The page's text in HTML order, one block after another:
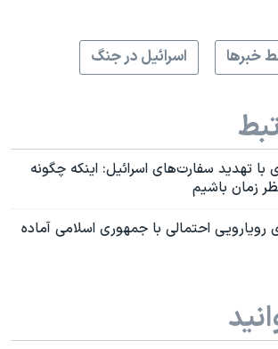
خبرها اسرائیل در جنگ
با تهدید سفارت‌های اسرائیل: اینکه چگونه
زمان باشیم
رویارویی احتمالی با جمهوری اسلامی آماده